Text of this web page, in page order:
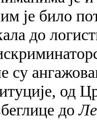
је било
до
су
од
до